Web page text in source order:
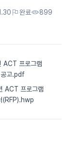
완료 899
ACT 프로그램
공고.pdf
ACT 프로그램
(RFP).hwp